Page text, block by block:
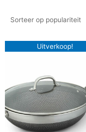
Uitverkoop!
Oorspronkelijke
prijs
Huidige
prijs